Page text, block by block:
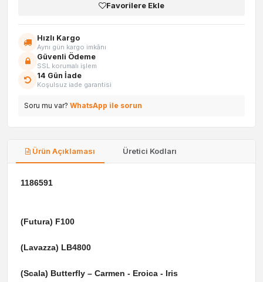
Favorilere Ekle
Hızlı Kargo
Aynı gün kargo imkânı
Güvenli Ödeme
SSL korumalı işlem
14 Gün İade
Koşulsuz iade garantisi
Soru mu var? WhatsApp ile sorun
Ürün Açıklaması Üretici Kodları
1186591
(Futura) F100
(Lavazza) LB4800
(Scala) Butterfly – Carmen - Eroica - Iris